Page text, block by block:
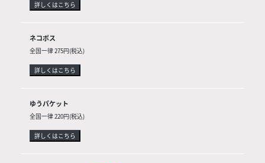
詳しくはこちら
ネコポス
全国一律 275円(税込)
詳しくはこちら
ゆうパケット
全国一律 220円(税込)
詳しくはこちら